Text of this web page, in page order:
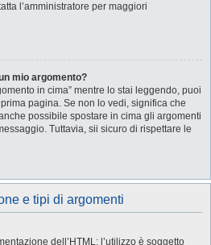
l’amministratore per maggiori
mio argomento?
in cima” mentre lo stai leggendo, puoi
pagina. Se non lo vedi, significa che
possibile spostare in cima gli argomenti
Tuttavia, sii sicuro di rispettare le
e tipi di argomenti
dell’HTML; l’utilizzo è soggetto